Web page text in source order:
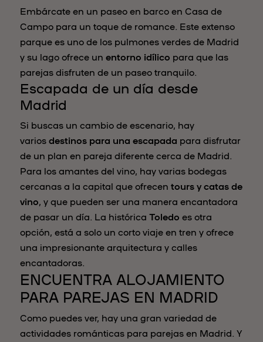
Embárcate en un paseo en barco en Casa de
Campo para un toque de romance. Este extenso
parque es uno de los pulmones verdes de Madrid
y su lago ofrece un entorno idílico para que las
parejas disfruten de un paseo tranquilo.
Escapada de un día desde
Madrid
Si buscas un cambio de escenario, hay
variosdestinos para una escapada para disfrutar
de un plan en pareja diferente cerca de Madrid.
Para los amantes del vino, hay varias bodegas
cercanas a la capital que ofrecen tours y catas de
vino, y que pueden ser una manera encantadora
de pasar un día. La histórica Toledo es otra
opción, está a solo un corto viaje en tren y ofrece
una impresionante arquitectura y calles
encantadoras.
ENCUENTRA ALOJAMIENTO
PARA PAREJAS EN MADRID
Como puedes ver, hay una gran variedad de
actividades románticas para parejas en Madrid. Y